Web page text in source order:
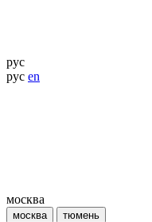
рус
рус en
москва
москва
тюмень